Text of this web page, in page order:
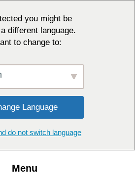
you might be
different language.
to change to:
Language
do not switch language
Menu